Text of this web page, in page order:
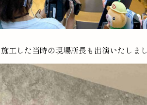
工した当時の現場所長も出演いたしま